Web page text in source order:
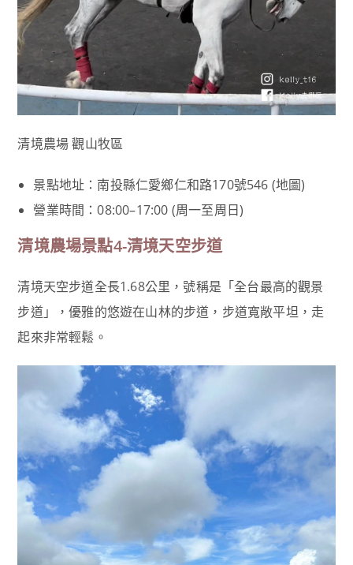
清境農場 觀山牧區
景點地址：南投縣仁愛鄉仁和路170號546 (地圖)
營業時間：08:00–17:00 (周一至周日)
清境農場景點4-清境天空步道
清境天空步道全長1.68公里，號稱是「全台最高的觀景
步道」，優雅的悠遊在山林的步道，步道寬敞平坦，走
起來非常輕鬆。